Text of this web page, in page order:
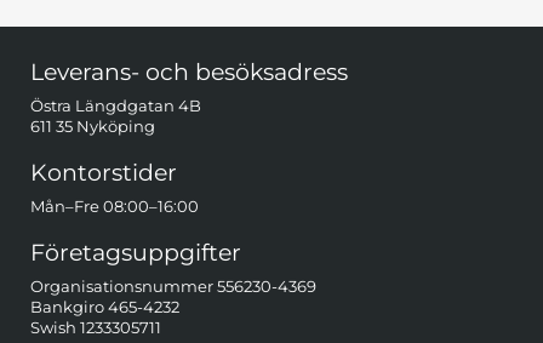
Leverans- och besöksadress
Östra Längdgatan 4B
611 35 Nyköping
Kontorstider
Mån–Fre 08:00–16:00
Företagsuppgifter
Organisationsnummer 556230-4369
Bankgiro 465-4232
Swish 1233305711